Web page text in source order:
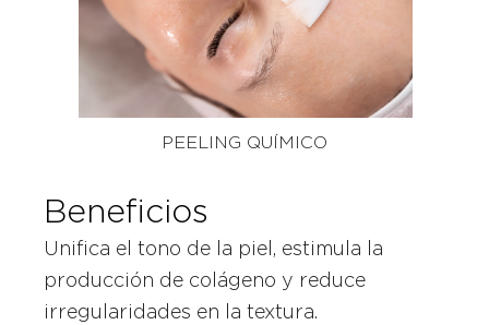
PEELING QUÍMICO
Beneficios
Unifica el tono de la piel, estimula la
producción de colágeno y reduce
irregularidades en la textura.